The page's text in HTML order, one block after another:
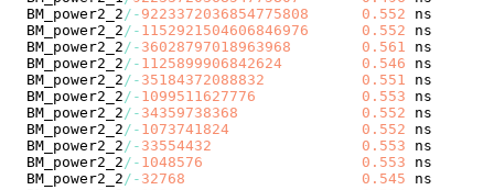
BM_power2_2/ - 9223372036854775808 0.552
BM_power2_2/ - 1152921504606846976 0.552
BM_power2_2/ - 36028797018963968 0.561
BM_power2_2/ - 1125899906842624 0.546
BM_power2_2/ - 35184372088832 0.551
BM_power2_2/ - 1099511627776 0.553
BM_power2_2/ - 34359738368 0.552
BM_power2_2/ - 1073741824 0.552
BM_power2_2/ - 33554432 0.553
BM_power2_2/ - 1048576 0.553
BM_power2_2/ - 32768 0.545